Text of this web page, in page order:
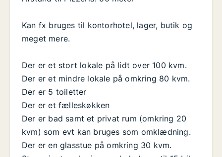
Kan fx bruges til kontorhotel, lager, butik og
meget mere.
Der er et stort lokale på lidt over 100 kvm.
Der er et mindre lokale på omkring 80 kvm.
Der er 5 toiletter
Der er et fælleskøkken
Der er bad samt et privat rum (omkring 20
kvm) som evt kan bruges som omklædning.
Der er en glasstue på omkring 30 kvm.